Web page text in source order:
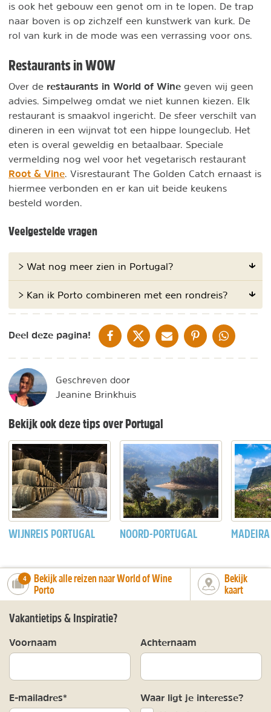
is ook het gebouw een genot om in te lopen. De trap
naar boven is op zichzelf een kunstwerk van kurk. De
rol van kurk in de mode was een verrassing voor ons.
Restaurants in WOW
Over de restaurants in World of Wine geven wij geen
advies. Simpelweg omdat we niet kunnen kiezen. Elk
restaurant is smaakvol ingericht. De sfeer verschilt van
dineren in een wijnvat tot een hippe loungeclub. Het
eten is overal geweldig en betaalbaar. Speciale
vermelding nog wel voor het vegetarisch restaurant
Root & Vine . Visrestaurant The Golden Catch ernaast is
hiermee verbonden en er kan uit beide keukens
besteld worden.
Veelgestelde vragen
> Wat nog meer zien in Portugal?
> Kan ik Porto combineren met een rondreis?
Deel deze pagina! DELEN OP FACEBOOK
DELEN OP XDELEN VIA DE MAIL
DELEN OP PINTEREST
DELEN OP
Geschreven door
Jeanine Brinkhuis
Bekijk ook deze tips over Portugal
WIJNREIS PORTUGAL NOORD-PORTUGAL MADEIRA
number_of_trips:
4
Bekijk alle reizen naar World of Wine
Porto
Bekijk
kaart
Vakantietips & Inspiratie?
Voornaam Achternaam
E-mailadres* Waar ligt je interesse?